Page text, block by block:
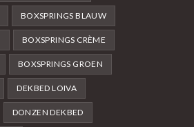
BOXSPRINGS BLAUW
BOXSPRINGS CRÈME
BOXSPRINGS GROEN
DEKBED LOIVA
DONZEN DEKBED